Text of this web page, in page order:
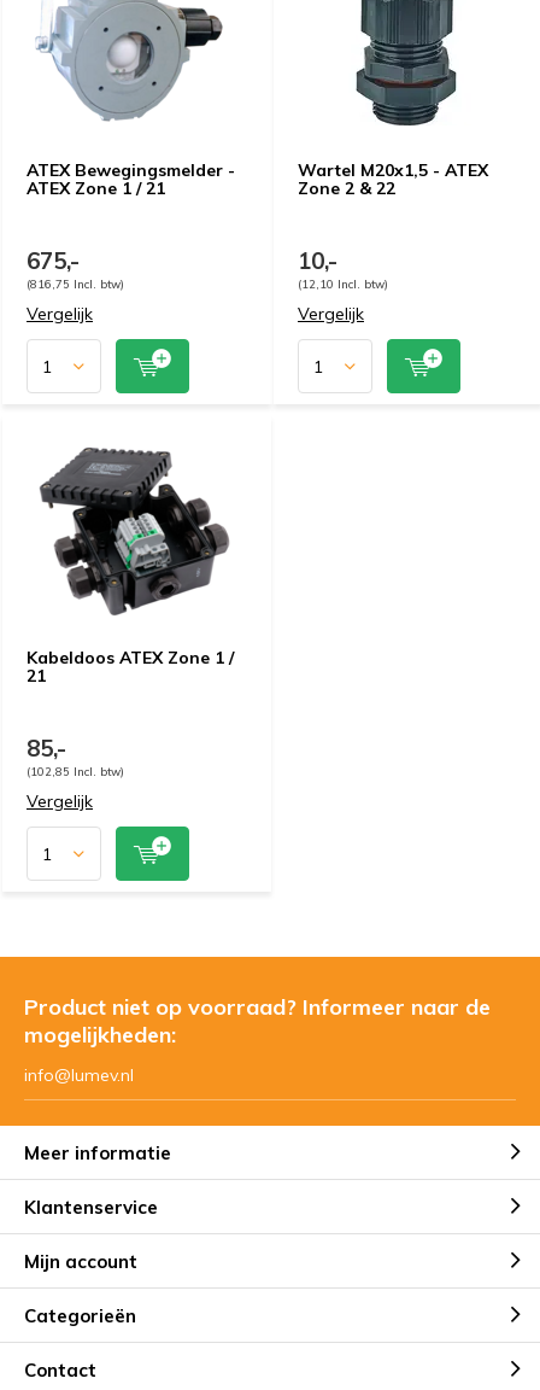
ATEX Bewegingsmelder -
ATEX Zone 1 / 21
675,-
(816,75 Incl. btw)
Vergelijk
Wartel M20x1,5 - ATEX
Zone 2 & 22
10,-
(12,10 Incl. btw)
Vergelijk
Kabeldoos ATEX Zone 1 /
21
85,-
(102,85 Incl. btw)
Vergelijk
Product niet op voorraad? Informeer naar de
mogelijkheden:
info@lumev.nl
Meer informatie
Klantenservice
Mijn account
Categorieën
Contact